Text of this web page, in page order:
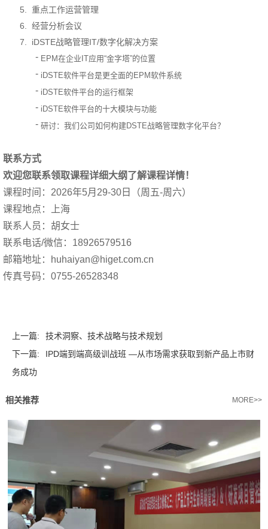
5. 重点工作运营管理
6. 经营分析会议
7.
iDSTE战略管理IT/数字化解决方案
- EPM在企业IT应用“金字塔”的位置
- iDSTE软件平台是更全面的EPM软件系统
- iDSTE软件平台的运行框架
- iDSTE软件平台的十大模块与功能
- 研讨：我们公司如何构建DSTE战略管理数字化平台？
联系方式
欢迎您联系领取课程详细大纲了解课程详情！
课程时间：2026年5月29-30日（周五-周六）
课程地点：上海
联系人员：胡女士
联系电话/微信：18926579516
邮箱地址：huhaiyan@higet.com.cn
传真号码：0755-26528348
上一篇:
技术洞察、技术战略与技术规划
下一篇:
IPD端到端高级训战班 —从市场需求获取到新产品上市财
务成功
相关推荐 MORE>>